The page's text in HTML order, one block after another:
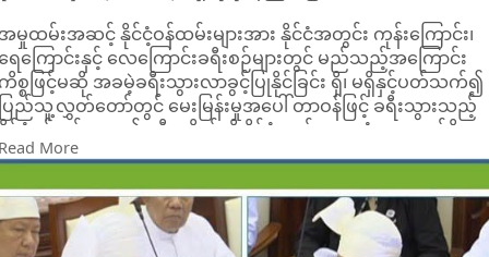
မှုထမ်းအဆင့် နိုင်ငံ့ဝန်ထမ်းများအား နိုင်ငံအတွင်း ကုန်းကြောင်း၊
ေကြောင်းနှင့် လေကြောင်းခရီးစဉ်များတွင် မည်သည့်အကြောင်း
စ္စဖြင့်မဆို အခမဲ့ခရီးသွားလာခွင့်ပြုနိုင်ခြင်း ရှိ၊ မရှိနှင့်ပတ်သက်၍
ြည်သူ့လွှတ်တော်တွင် မေးမြန်းမှုအပေါ် တာဝန်ဖြင့် ခရီးသွားသည့်
င်ငံ့ဝန်ထမ်းများ၏ ခရီးစရိတ်ကို နိုင်ငံတော်က ကျခံပေးလျက်ရှိ
ြောင်း ပို့ဆောင်ရေးဝန်ကြီးဌာန ဒုတိယဝန်ကြီး ဦးအောင်မြိုင်က
လိုင် ၈ ရက်က ကျင်းပသည့် တတိယအကြိမ် ပြည်သူ့လွှတ်တော်
တိယပုံမှန်အစည်းအဝေး (၂၀) ရက်မြောက်နေ့တွင် ကလော
ဆန္ဒနယ်မှ ဒေါက်တာနန္ဒာလှမြင့်က အမှုထမ်းအဆင့် နိုင်ငံ့ဝန်ထမ်း
More